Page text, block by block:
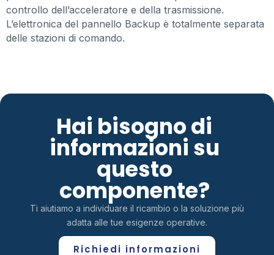
controllo dell’acceleratore e della trasmissione.
L’elettronica del pannello Backup è totalmente separata
delle stazioni di comando.
Hai bisogno di
informazioni su
questo
componente?
Ti aiutiamo a individuare il ricambio o la soluzione più
adatta alle tue esigenze operative.
Richiedi informazioni